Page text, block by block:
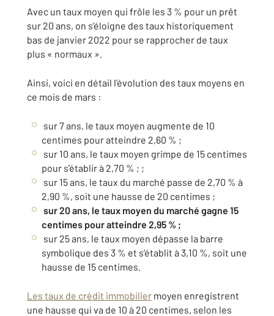
Avec un taux moyen qui frôle les 3 % pour un prêt
sur 20 ans, on s’éloigne des taux historiquement
bas de janvier 2022 pour se rapprocher de taux
plus « normaux ».
Ainsi, voici en détail l’évolution des taux moyens en
ce mois de mars :
sur 7 ans, le taux moyen augmente de 10
centimes pour atteindre 2,60 % ;
sur 10 ans, le taux moyen grimpe de 15 centimes
pour s’établir à 2,70 % ; ;
sur 15 ans, le taux du marché passe de 2,70 % à
2,90 %, soit une hausse de 20 centimes ;
sur 20 ans, le taux moyen du marché gagne 15
centimes pour atteindre 2,95 % ;
sur 25 ans, le taux moyen dépasse la barre
symbolique des 3 % et s’établit à 3,10 %, soit une
hausse de 15 centimes.
Les taux de crédit immobilier moyen enregistrent
une hausse qui va de 10 à 20 centimes, selon les